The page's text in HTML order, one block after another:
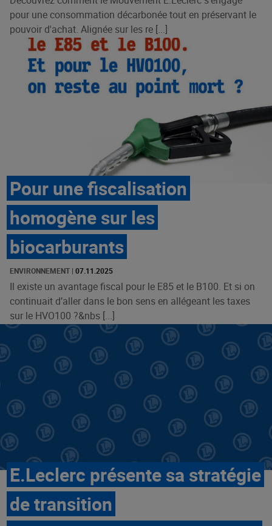
pour une consommation décarbonée tout en préservant le
pouvoir d'achat. Alignée sur les re [...]
Pour une fiscalisation
homogène sur les
biocarburants
ENVIRONNEMENT | 07.11.2025
Il existe un avantage fiscal pour le E85 et le B100. Et si on
continuait d’aller dans le bon sens en allégeant les taxes
sur le HVO100 ?&nbs [...]
E.Leclerc présente sa stratégie
de transition